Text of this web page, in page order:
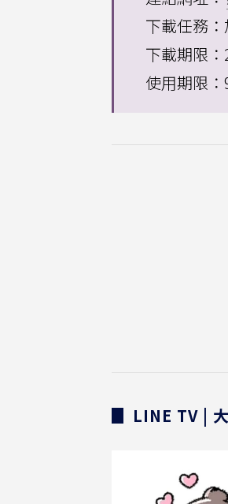
下載任務
下載期限
使用期限
▊ LINE TV |